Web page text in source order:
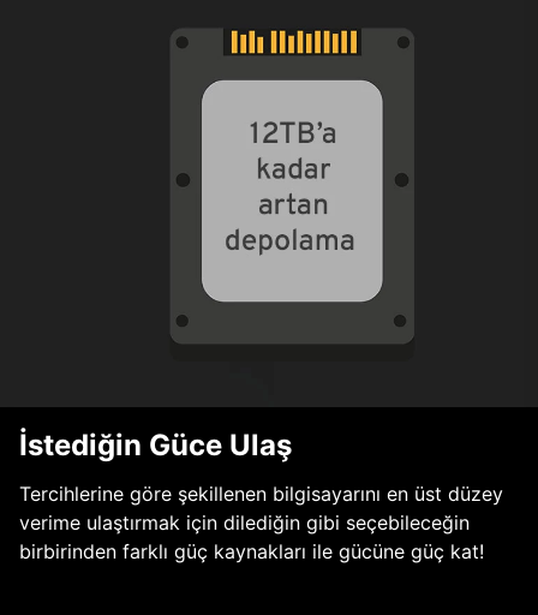
İstediğin Güce Ulaş
Tercihlerine göre şekillenen bilgisayarını en üst düzey
verime ulaştırmak için dilediğin gibi seçebileceğin
birbirinden farklı güç kaynakları ile gücüne güç kat!